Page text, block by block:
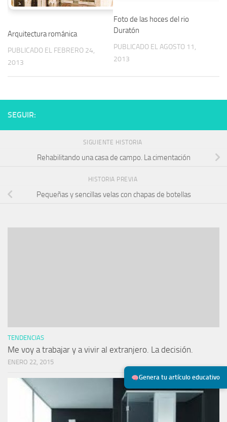
Genera tu artículo educativo
Arquitectura románica
PUBLICADO EL FEBRERO 24,
2013
Foto de las hoces del rio
Duratón
PUBLICADO EL AGOSTO 11,
2013
SEGUIR:
SIGUIENTE HISTORIA
Rehabilitando una casa de campo. La cimentación
HISTORIA PREVIA
Pequeñas y sencillas velas con chapas de botellas
TENDENCIAS
Me voy a trabajar y a vivir al extranjero. La decisión.
ENERO 22, 2015